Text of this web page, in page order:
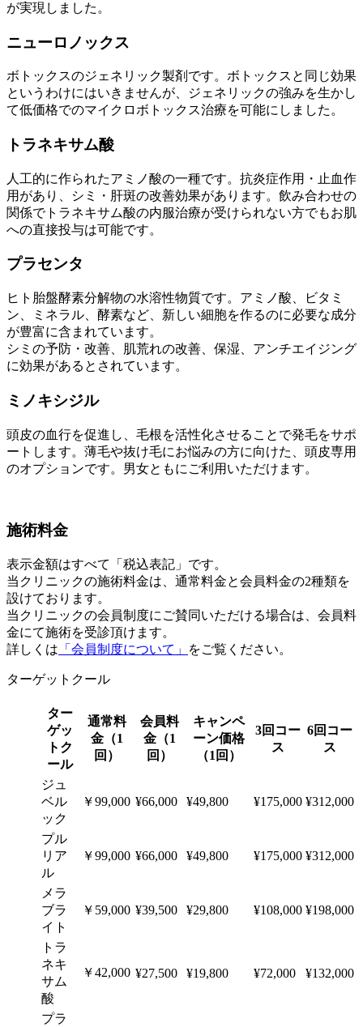
が実現しました。
ニューロノックス
ボトックスのジェネリック製剤です。ボトックスと同じ効果
というわけにはいきませんが、ジェネリックの強みを生かし
て低価格でのマイクロボトックス治療を可能にしました。
トラネキサム酸
人工的に作られたアミノ酸の一種です。抗炎症作用・止血作
用があり、シミ・肝斑の改善効果があります。飲み合わせの
関係でトラネキサム酸の内服治療が受けられない方でもお肌
への直接投与は可能です。
プラセンタ
ヒト胎盤酵素分解物の水溶性物質です。アミノ酸、ビタミ
ン、ミネラル、酵素など、新しい細胞を作るのに必要な成分
が豊富に含まれています。
シミの予防・改善、肌荒れの改善、保湿、アンチエイジング
に効果があるとされています。
ミノキシジル
頭皮の血行を促進し、毛根を活性化させることで発毛をサポ
ートします。薄毛や抜け毛にお悩みの方に向けた、頭皮専用
のオプションです。男女ともにご利用いただけます。
施術料金
表示金額はすべて「税込表記」です。
当クリニックの施術料金は、通常料金と会員料金の2種類を
設けております。
当クリニックの会員制度にご賛同いただける場合は、会員料
金にて施術を受診頂けます。
詳しくは 「会員制度について」 をご覧ください。
ターゲットクール
ター
ゲッ
トク
ール
通常料
金（1
回）
会員料
金（1
回）
キャンペ
ーン価格
（1回）
3回コー
ス
6回コー
ス
ジュ
ベル
ック
￥99,000 ¥66,000 ¥49,800 ¥175,000 ¥312,000
プル
リア
ル
￥99,000 ¥66,000 ¥49,800 ¥175,000 ¥312,000
メラ
ブラ
イト
￥59,000 ¥39,500 ¥29,800 ¥108,000 ¥198,000
トラ
ネキ
サム
酸
￥42,000 ¥27,500 ¥19,800 ¥72,000 ¥132,000
プラ